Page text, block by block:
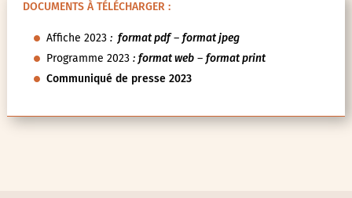
DOCUMENTS À TÉLÉCHARGER :
Affiche 2023: format pdf– format jpeg
Programme 2023 : format web– format print
Communiqué de presse 2023